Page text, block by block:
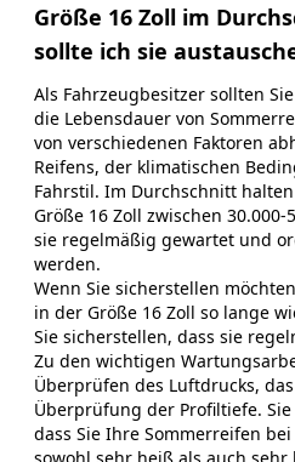
Größe 16 Zoll im
sollte ich sie
Als Fahrzeugbesitzer sollten
die Lebensdauer von
von verschiedenen Faktoren
Reifens, der klimatischen
Fahrstil. Im Durchschnitt
Größe 16 Zoll zwischen
sie regelmäßig gewartet und
werden.
Wenn Sie sicherstellen
in der Größe 16 Zoll so lange
Sie sicherstellen, dass sie
Zu den wichtigen
Überprüfen des Luftdrucks,
Überprüfung der Profiltiefe.
dass Sie Ihre Sommerreifen